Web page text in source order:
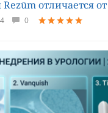
отличается
0